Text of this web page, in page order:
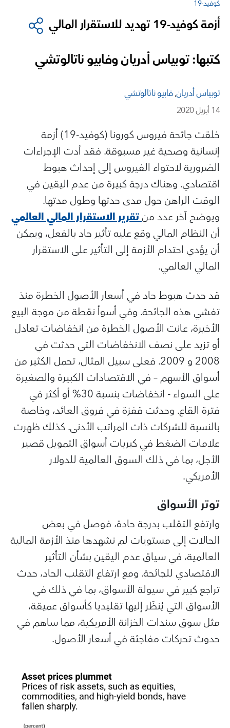
كوفيد-19
أزمة كوفيد-19 تهديد للاستقرار المالي
كتبها: توبياس أدريان وفابيو ناتالوتشي
توبياس أدريان,فابيو ناتالوتشي
14 أبريل 2020
خلقت جائحة فيروس كورونا (كوفيد-19) أزمة
إنسانية وصحية غير مسبوقة. فقد أدت الإجراءات
الضرورية لاحتواء الفيروس إلى إحداث هبوط
اقتصادي. وهناك درجة كبيرة من عدم اليقين في
الوقت الراهن حول مدى حدتها وطول مدتها.
ويوضح آخر عدد منتقرير الاستقرار المالي العالمي
أن النظام المالي وقع عليه تأثير حاد بالفعل، ويمكن
أن يؤدي احتدام الأزمة إلى التأثير على الاستقرار
المالي العالمي.
قد حدث هبوط حاد في أسعار الأصول الخطرة منذ
تفشي هذه الجائحة. وفي أسوأ نقطة من موجة البيع
الأخيرة، عانت الأصول الخطرة من انخفاضات تعادل
أو تزيد على نصف الانخفاضات التي حدثت في
2008 و 2009. فعلى سبيل المثال، تحمل الكثير من
أسواق الأسهم – في الاقتصادات الكبيرة والصغيرة
على السواء - انخفاضات بنسبة 30% أو أكثر في
فترة القاع. وحدثت قفزة في فروق العائد، وخاصة
بالنسبة للشركات ذات المراتب الأدنى. كذلك ظهرت
علامات الضغط في كبريات أسواق التمويل قصير
الأجل، بما في ذلك السوق العالمية للدولار
الأمريكي.
توتر الأسواق
وارتفع التقلب بدرجة حادة، فوصل في بعض
الحالات إلى مستويات لم نشهدها منذ الأزمة المالية
العالمية، في سياق عدم اليقين بشأن التأثير
الاقتصادي للجائحة. ومع ارتفاع التقلب الحاد، حدث
تراجع كبير في سيولة الأسواق، بما في ذلك في
الأسواق التي يُنظَر إليها تقليديا كأسواق عميقة،
مثل سوق سندات الخزانة الأمريكية، مما ساهم في
حدوث تحركات مفاجئة في أسعار الأصول.